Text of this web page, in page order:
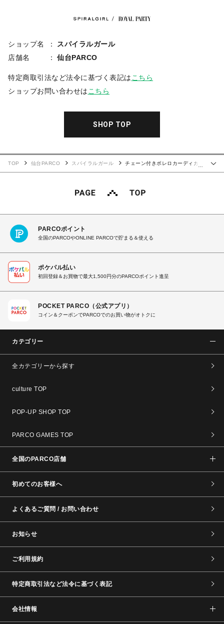
ショップ名
スパイラルガール
店舗名
仙台PARCO
特定商取引法など法令に基づく表記は こちら
ショップお問い合わせは こちら
SHOP TOP
TOP 仙台PARCO スパイラルガール
チェーン付きボレロカーディガ
PARCOポイント
全国のPARCOやONLINE PARCOで貯まる＆使える
ポケパル払い
初回登録＆お買物で最大1,500円分のPARCOポイント進呈
POCKET PARCO（公式アプリ）
コイン＆クーポンでPARCOでのお買い物がオトクに
カテゴリー
全カテゴリーから探す
culture TOP
POP-UP SHOP TOP
PARCO GAMES TOP
全国のPARCO店舗
初めてのお客様へ
よくあるご質問 / お問い合わせ
お知らせ
ご利用規約
特定商取引法など法令に基づく表記
会社情報